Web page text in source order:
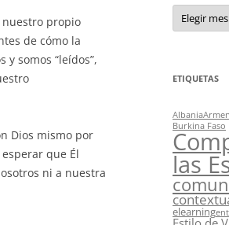
nuestro propio
de cómo la
y somos “leídos”,
Dios mismo por
que Él
ni a nuestra
Archivos
ETIQUETAS
Albania
Burkina Faso
las
elearning